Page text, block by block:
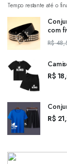
Tempo restante até o
com
e
R$
R$
R$